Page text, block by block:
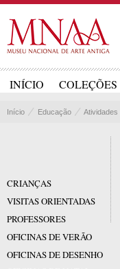
INÍCIO COLEÇÕES
Início Educação Atividades
CRIANÇAS
VISITAS ORIENTADAS
PROFESSORES
OFICINAS DE VERÃO
OFICINAS DE DESENHO